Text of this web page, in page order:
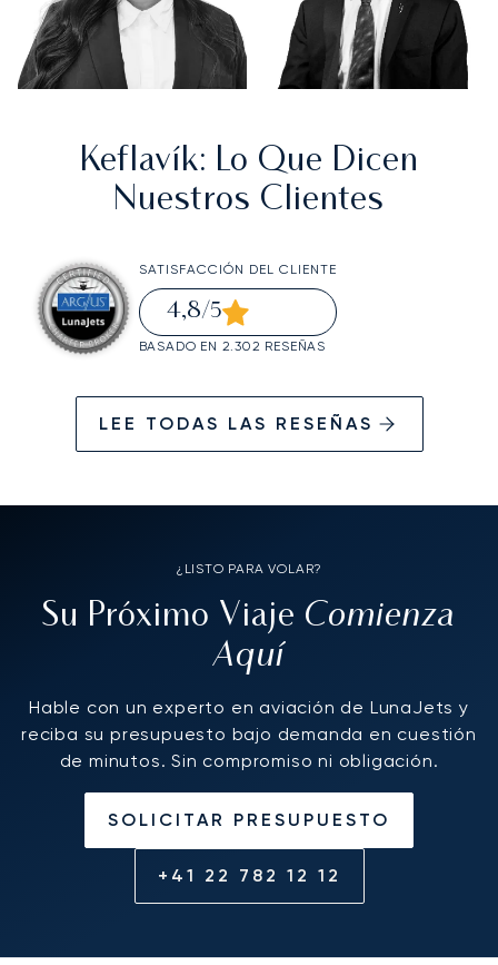
Keflavík: Lo Que Dicen
Nuestros Clientes
SATISFACCIÓN DEL CLIENTE
4,8/5
BASADO EN 2.302 RESEÑAS
LEE TODAS LAS RESEÑAS
¿LISTO PARA VOLAR?
Su Próximo Viaje Comienza
Aquí
Hable con un experto en aviación de LunaJets y
reciba su presupuesto bajo demanda en cuestión
de minutos. Sin compromiso ni obligación.
SOLICITAR PRESUPUESTO
+41 22 782 12 12